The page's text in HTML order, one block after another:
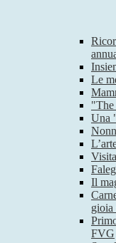
Le
"The
Una
Il
gioia
FVG